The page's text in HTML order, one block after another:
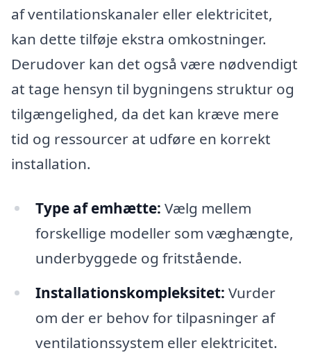
af ventilationskanaler eller elektricitet,
kan dette tilføje ekstra omkostninger.
Derudover kan det også være nødvendigt
at tage hensyn til bygningens struktur og
tilgængelighed, da det kan kræve mere
tid og ressourcer at udføre en korrekt
installation.
Type af emhætte: Vælg mellem
forskellige modeller som væghængte,
underbyggede og fritstående.
Installationskompleksitet: Vurder
om der er behov for tilpasninger af
ventilationssystem eller elektricitet.